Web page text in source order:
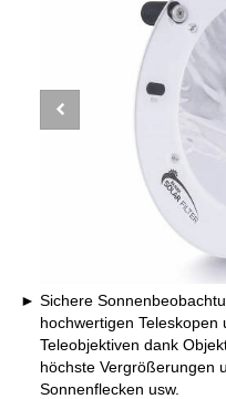
Sichere
hochwertigen Teleskopen
Teleobjektiven dank
höchste Vergrößerungen
Sonnenflecken usw.